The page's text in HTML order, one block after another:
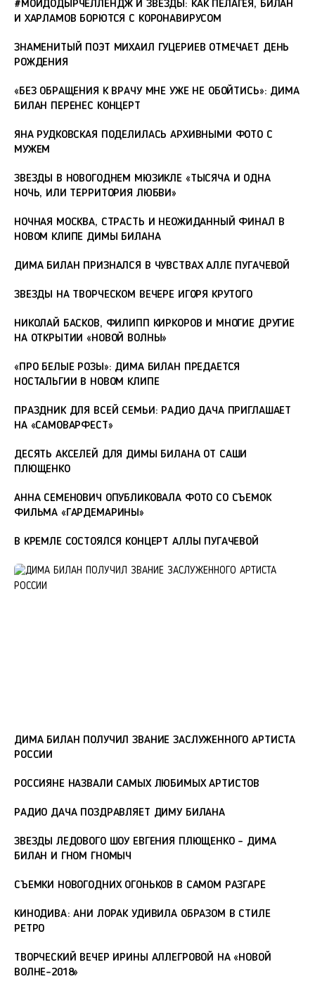
#МОЙДОДЫРЧЕЛЛЕНДЖ И ЗВЕЗДЫ: КАК ПЕЛАГЕЯ, БИЛАН
И ХАРЛАМОВ БОРЮТСЯ С КОРОНАВИРУСОМ
ЗНАМЕНИТЫЙ ПОЭТ МИХАИЛ ГУЦЕРИЕВ ОТМЕЧАЕТ ДЕНЬ
РОЖДЕНИЯ
«БЕЗ ОБРАЩЕНИЯ К ВРАЧУ МНЕ УЖЕ НЕ ОБОЙТИСЬ»: ДИМА
БИЛАН ПЕРЕНЕС КОНЦЕРТ
ЯНА РУДКОВСКАЯ ПОДЕЛИЛАСЬ АРХИВНЫМИ ФОТО С
МУЖЕМ
ЗВЕЗДЫ В НОВОГОДНЕМ МЮЗИКЛЕ «ТЫСЯЧА И ОДНА
НОЧЬ, ИЛИ ТЕРРИТОРИЯ ЛЮБВИ»
НОЧНАЯ МОСКВА, СТРАСТЬ И НЕОЖИДАННЫЙ ФИНАЛ В
НОВОМ КЛИПЕ ДИМЫ БИЛАНА
ДИМА БИЛАН ПРИЗНАЛСЯ В ЧУВСТВАХ АЛЛЕ ПУГАЧЕВОЙ
ЗВЕЗДЫ НА ТВОРЧЕСКОМ ВЕЧЕРЕ ИГОРЯ КРУТОГО
НИКОЛАЙ БАСКОВ, ФИЛИПП КИРКОРОВ И МНОГИЕ ДРУГИЕ
НА ОТКРЫТИИ «НОВОЙ ВОЛНЫ»
«ПРО БЕЛЫЕ РОЗЫ»: ДИМА БИЛАН ПРЕДАЕТСЯ
НОСТАЛЬГИИ В НОВОМ КЛИПЕ
ПРАЗДНИК ДЛЯ ВСЕЙ СЕМЬИ: РАДИО ДАЧА ПРИГЛАШАЕТ
НА «САМОВАРФЕСТ»
ДЕСЯТЬ АКСЕЛЕЙ ДЛЯ ДИМЫ БИЛАНА ОТ САШИ
ПЛЮЩЕНКО
АННА СЕМЕНОВИЧ ОПУБЛИКОВАЛА ФОТО СО СЪЕМОК
ФИЛЬМА «ГАРДЕМАРИНЫ»
В КРЕМЛЕ СОСТОЯЛСЯ КОНЦЕРТ АЛЛЫ ПУГАЧЕВОЙ
ДИМА БИЛАН ПОЛУЧИЛ ЗВАНИЕ ЗАСЛУЖЕННОГО АРТИСТА
РОССИИ
РОССИЯНЕ НАЗВАЛИ САМЫХ ЛЮБИМЫХ АРТИСТОВ
РАДИО ДАЧА ПОЗДРАВЛЯЕТ ДИМУ БИЛАНА
ЗВЕЗДЫ ЛЕДОВОГО ШОУ ЕВГЕНИЯ ПЛЮЩЕНКО – ДИМА
БИЛАН И ГНОМ ГНОМЫЧ
СЪЕМКИ НОВОГОДНИХ ОГОНЬКОВ В САМОМ РАЗГАРЕ
КИНОДИВА: АНИ ЛОРАК УДИВИЛА ОБРАЗОМ В СТИЛЕ
РЕТРО
ТВОРЧЕСКИЙ ВЕЧЕР ИРИНЫ АЛЛЕГРОВОЙ НА «НОВОЙ
ВОЛНЕ-2018»